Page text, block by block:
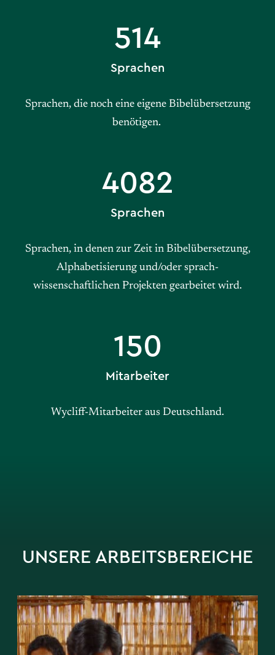
Sprachen
514
Sprachen, die noch eine eigene Bibelübersetzung
benötigen.
Sprachen
4082
Sprachen, in denen zur Zeit in Bibelübersetzung,
Alphabetisierung und/oder sprach-
wissenschaftlichen Projekten gearbeitet wird.
Mitarbeiter
150
Wycliff-Mitarbeiter aus Deutschland.
UNSERE ARBEITSBEREICHE